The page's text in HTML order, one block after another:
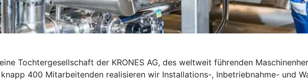
Tochter­gesellschaft der KRONES AG, des weltweit führenden
400 Mitarbei­tenden realisieren wir Installations-, Inbetrieb­nahme- und